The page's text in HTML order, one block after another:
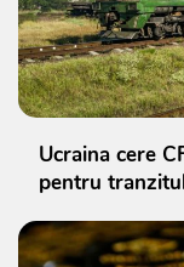
Ucraina cere
pentru